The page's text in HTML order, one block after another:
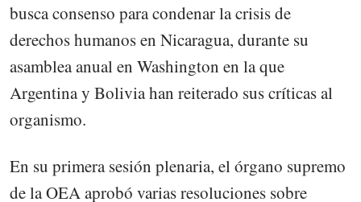
busca consenso para condenar la crisis de
derechos humanos en Nicaragua, durante su
asamblea anual en Washington en la que
Argentina y Bolivia han reiterado sus críticas al
organismo.
En su primera sesión plenaria, el órgano supremo
de la OEA aprobó varias resoluciones sobre